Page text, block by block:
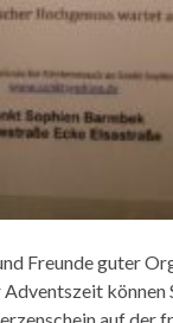
Freunde guter
können